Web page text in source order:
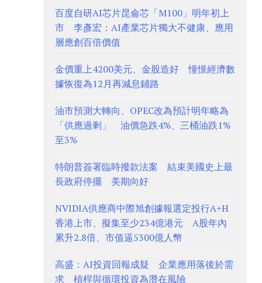
百度自研AI芯片昆侖芯「M100」明年初上
市 李彥宏：AI產業芯片獨大不健康、應用
層應創百倍價值
金價重上4200美元、金股造好 憧憬經濟數
據恢復為12月再減息鋪路
油市預測大轉向、OPEC改為預計明年略為
「供應過剩」 油價急跌4%、三桶油跌1%
至3%
特朗普簽署臨時撥款法案 結束美國史上最
長政府停擺 美期向好
NVIDIA供應商中際旭創據報選定投行A+H
香港上市、擬集至少234億港元 A股年內
累升2.8倍、市值逼5300億人幣
高盛：AI投資回報成疑 企業應用落後於需
求 槓桿與循環投資為潛在風險